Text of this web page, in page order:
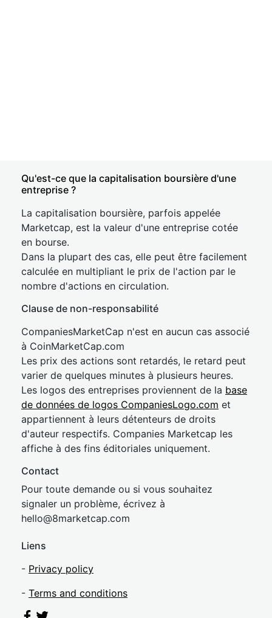
Qu'est-ce que la capitalisation boursière d'une
entreprise ?
La capitalisation boursière, parfois appelée
Marketcap, est la valeur d'une entreprise cotée
en bourse.
Dans la plupart des cas, elle peut être facilement
calculée en multipliant le prix de l'action par le
nombre d'actions en circulation.
Clause de non-responsabilité
CompaniesMarketCap n'est en aucun cas associé
à CoinMarketCap.com
Les prix des actions sont retardés, le retard peut
varier de quelques minutes à plusieurs heures.
Les logos des entreprises proviennent de la base
de données de logos CompaniesLogo.com et
appartiennent à leurs détenteurs de droits
d'auteur respectifs. Companies Marketcap les
affiche à des fins éditoriales uniquement.
Contact
Pour toute demande ou si vous souhaitez
signaler un problème, écrivez à
hello@8marketcap.com
Liens
- Privacy policy
- Terms and conditions